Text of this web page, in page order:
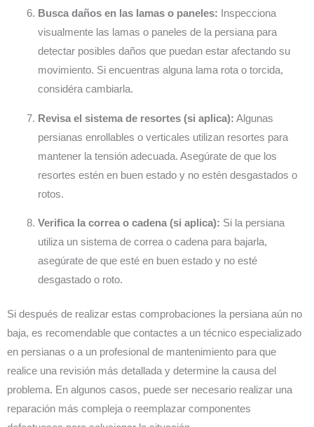
Busca daños en las lamas o paneles: Inspecciona
visualmente las lamas o paneles de la persiana para
detectar posibles daños que puedan estar afectando su
movimiento. Si encuentras alguna lama rota o torcida,
considéra cambiarla.
Revisa el sistema de resortes (si aplica): Algunas
persianas enrollables o verticales utilizan resortes para
mantener la tensión adecuada. Asegúrate de que los
resortes estén en buen estado y no estén desgastados o
rotos.
Verifica la correa o cadena (si aplica): Si la persiana
utiliza un sistema de correa o cadena para bajarla,
asegúrate de que esté en buen estado y no esté
desgastado o roto.
Si después de realizar estas comprobaciones la persiana aún no
baja, es recomendable que contactes a un técnico especializado
en persianas o a un profesional de mantenimiento para que
realice una revisión más detallada y determine la causa del
problema. En algunos casos, puede ser necesario realizar una
reparación más compleja o reemplazar componentes